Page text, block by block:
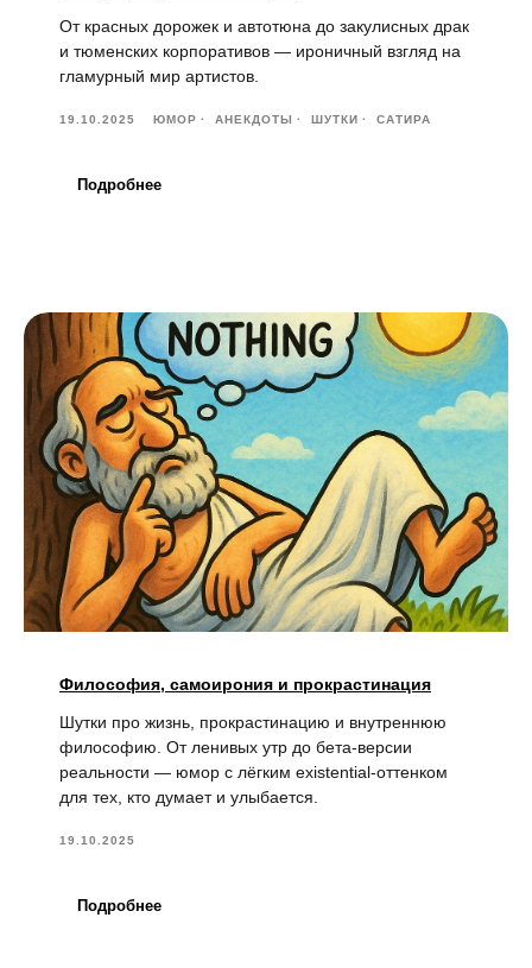
От красных дорожек и автотюна до закулисных драк
и тюменских корпоративов — ироничный взгляд на
гламурный мир артистов.
19.10.2025 ЮМОР АНЕКДОТЫ ШУТКИ САТИРА
Подробнее
Философия, самоирония и прокрастинация
Шутки про жизнь, прокрастинацию и внутреннюю
философию. От ленивых утр до бета-версии
реальности — юмор с лёгким existential-оттенком
для тех, кто думает и улыбается.
19.10.2025
Подробнее